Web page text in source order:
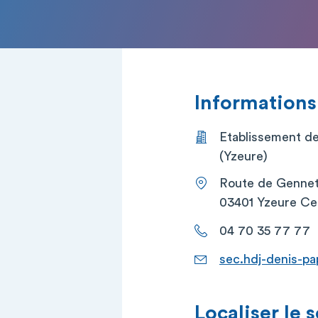
Etablissement
(Yzeure)
Route de
03401 Yzeure
04 70 35 77 77
sec.hdj-denis-
Localiser le